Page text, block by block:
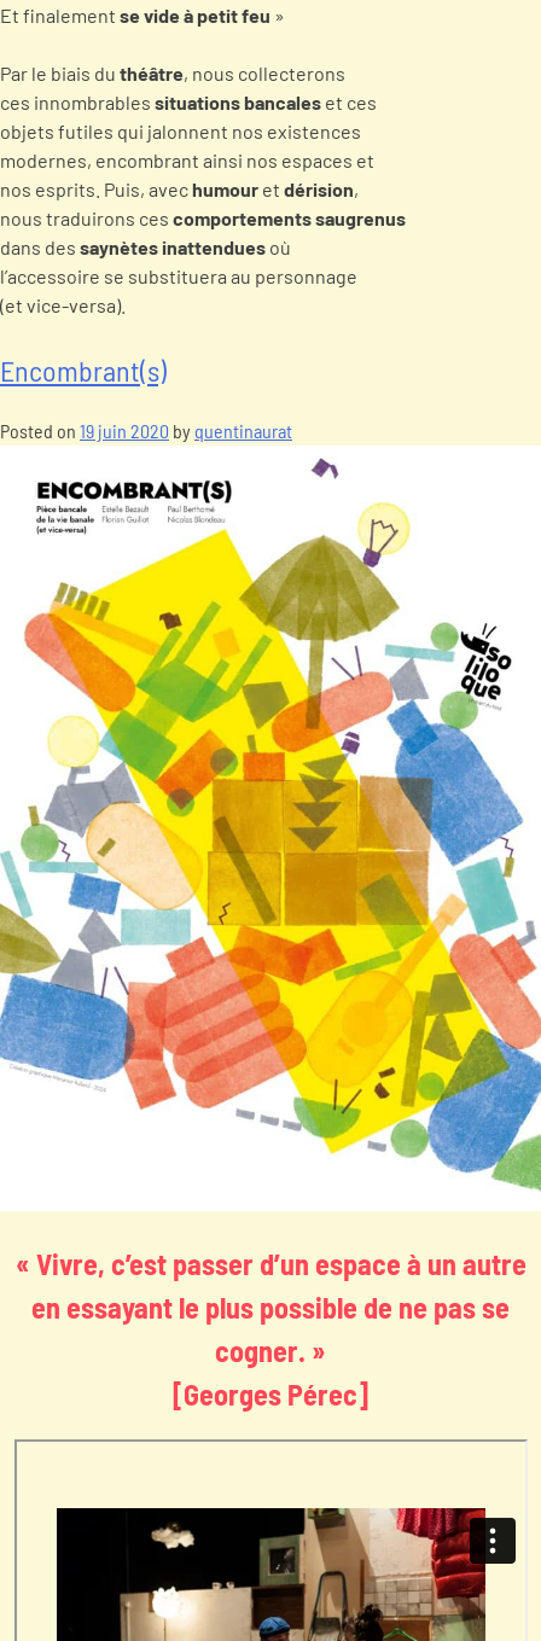
Et finalement se vide à petit feu »
Par le biais du théâtre, nous collecterons
ces innombrables situations bancales et ces
objets futiles qui jalonnent nos existences
modernes, encombrant ainsi nos espaces et
nos esprits. Puis, avechumour et dérision,
nous traduirons ces comportements saugrenus
dans des saynètes inattendues où
l’accessoire se substituera au personnage
(et vice-versa).
Encombrant(s)
Posted on 19 juin 2020 byquentinaurat
« Vivre, c’est passer d’un espace à un autre
en essayant le plus possible de ne pas se
cogner. »
[Georges Pérec]